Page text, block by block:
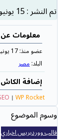
تم النشر : 15 يونيو، 2021 3:18 ص
معلومات عن
عضو منذ: 17 يونيو، 2021
البلد:مصر
إضافة الكاش |
WP Rocket
وسوم الموضوع
قالب ووردبريس اخباري